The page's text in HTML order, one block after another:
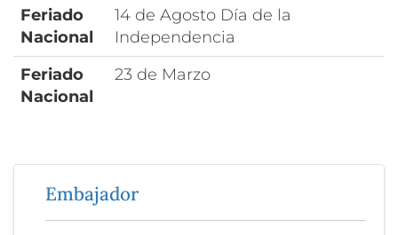
Feriado
Nacional
14 de Agosto Día de la
Independencia
Feriado
Nacional
23 de Marzo
Embajador